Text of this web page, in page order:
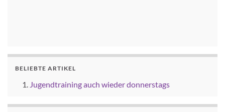
BELIEBTE ARTIKEL
Jugendtraining auch wieder donnerstags